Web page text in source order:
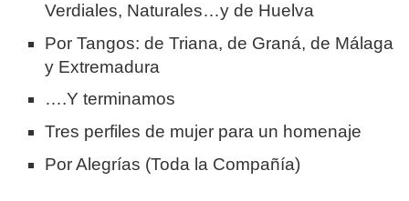
Verdiales, Naturales…y de Huelva
Por Tangos: de Triana, de Graná, de Málaga
y Extremadura
….Y terminamos
Tres perfiles de mujer para un homenaje
Por Alegrías (Toda la Compañía)